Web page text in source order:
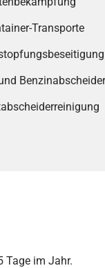
Transporte
Tage im Jahr.